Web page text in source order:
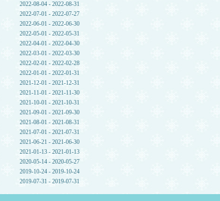
2022-08-04 - 2022-08-31
2022-07-01 - 2022-07-27
2022-06-01 - 2022-06-30
2022-05-01 - 2022-05-31
2022-04-01 - 2022-04-30
2022-03-01 - 2022-03-30
2022-02-01 - 2022-02-28
2022-01-01 - 2022-01-31
2021-12-01 - 2021-12-31
2021-11-01 - 2021-11-30
2021-10-01 - 2021-10-31
2021-09-01 - 2021-09-30
2021-08-01 - 2021-08-31
2021-07-01 - 2021-07-31
2021-06-21 - 2021-06-30
2021-01-13 - 2021-01-13
2020-05-14 - 2020-05-27
2019-10-24 - 2019-10-24
2019-07-31 - 2019-07-31